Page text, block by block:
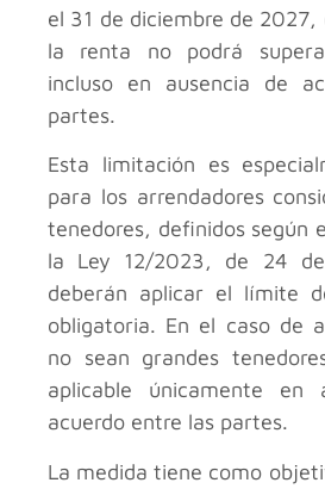
el 31 de diciembre de
la renta no podrá
incluso en ausencia de
partes.
Esta limitación es
para los arrendadores
tenedores, definidos según
la Ley 12/2023, de 24
deberán aplicar el límite
obligatoria. En el caso de
no sean grandes
aplicable únicamente en
acuerdo entre las partes.
La medida tiene como